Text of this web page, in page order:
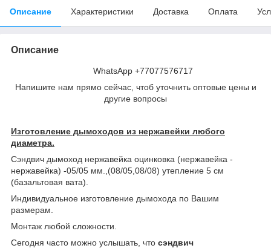
Описание Характеристики Доставка Оплата
Описание
WhatsApp +77077576717
Напишите нам прямо сейчас, чтоб уточнить оптовые цены и
другие вопросы
Изготовление дымоходов из нержавейки любого
диаметра.
Сэндвич дымоход нержавейка оцинковка (нержавейка -
нержавейка) -05/05 мм.,(08/05,08/08) утепление 5 см
(базальтовая вата).
Индивидуальное изготовление дымохода по Вашим
размерам.
Монтаж любой сложности.
Сегодня часто можно услышать, что сэндвич